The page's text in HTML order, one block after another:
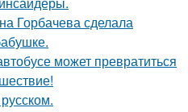
Горбачева сделала
может превратиться